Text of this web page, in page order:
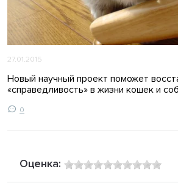
27.01.2015
Новый научный проект поможет
«справедливость» в жизни кошек и
0
Оценка: